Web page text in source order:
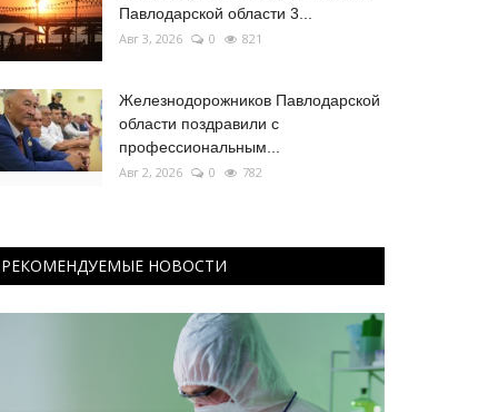
Павлодарской области 3...
Авг 3, 2026 0 821
Железнодорожников Павлодарской
области поздравили с
профессиональным...
Авг 2, 2026 0 782
РЕКОМЕНДУЕМЫЕ НОВОСТИ